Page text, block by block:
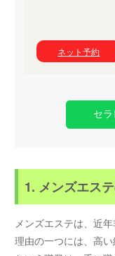
ネット予約
セ
1. メンズエス
メンズエステは、近
理由の一つには、高